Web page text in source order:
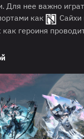
Для нее важно
как
Сайхи
героиня